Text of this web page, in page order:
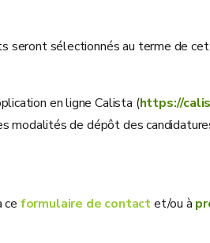
seront sélectionnés au terme de
en ligne Calista (https://
modalités de dépôt des
ce formulaire de contactet/ou à